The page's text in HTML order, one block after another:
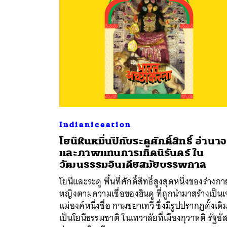
Indianiceation
โยนีหินหมื่นปีกับระดูศักดิ์สิทธิ์ อำนาจ
และภาพแทนการเกิดนิรันดร์ ใน
วัฒนธรรมอินเดียสมัยบรรพกาล
โยนีและระดู พื้นที่ศักดิ์สิทธิ์สูงสุดหนึ่งของร่างก
หญิงตามความเชื่อของฮินดู ที่ถูกนำมาสร้างเป็นเ
แม่องค์หนึ่งชื่อ กามขยาเทวี ซึ่งมีรูปปรากฏดั้งเดิม
เป็นโยนีธรรมชาติ ในเทวาลัยที่เมืองกุวาหติ รัฐอั